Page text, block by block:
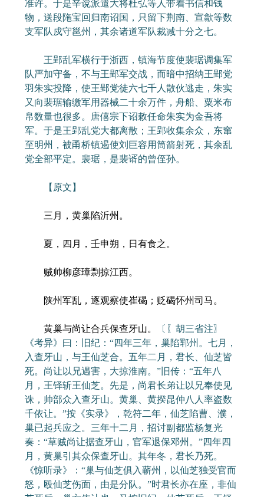
准许。于是辛谠派遣大将杜弘等人带着书信和钱
物，送段陁宝回归南诏国，只留下荆南、宣歙等数
支军队戍守邕州，其余诸道军队裁减十分之七。
王郢乱军横行于浙西，镇海节度使裴琚调集军
队严加守备，不与王郢军交战，而暗中招纳王郢党
羽朱实投降，使王郢党徒六七千人散伙逃走，朱实
又向裴琚输缴军用器械二十余万件，舟船、粟米布
帛数量也很多。唐僖宗下诏敕任命朱实为金吾将
军。于是王郢乱党大都离散；王郢收集余众，东窜
至明州，被甬桥镇遏使刘巨容用筒箭射死，其余乱
党全部平定。裴琚，是裴谞的曾侄孙。
【原文】
三月，黄巢陷沂州。
夏，四月，壬申朔，日有食之。
贼帅柳彦璋剽掠江西。
陕州军乱，逐观察使崔碣；贬碣怀州司马。
黄巢与尚让合兵保查牙山。
〔〖胡三省注〗
《考异》曰：旧纪：“四年三年，巢陷郓州。七月，
入查牙山，与王仙芝合。五年二月，君长、仙芝皆
死。尚让以兄遇害，大掠淮南。”旧传：“五年八
月，王铎斩王仙芝。先是，尚君长弟让以兄奉使见
诛，帅部众入查牙山。黄巢、黄揆昆仲八人率盗数
千依让。”按《实录》，乾符二年，仙芝陷曹、濮，
巢已起兵应之。三年十二月，招讨副都监杨复光
奏：“草贼尚让据查牙山，官军退保邓州。”四年四
月，黄巢引其众保查牙山。其年冬，君长乃死。
《惊听录》：“巢与仙芝俱入蕲州，以仙芝独受官而
怒，殴仙芝伤面，由是分队。”时君长亦在座，非仙